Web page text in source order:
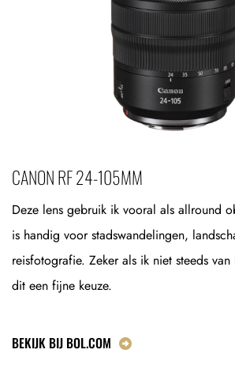
CANON RF 24-105MM
Deze lens gebruik ik vooral als allround
is handig voor stadswandelingen,
reisfotografie. Zeker als ik niet steeds
dit een fijne keuze.
BEKIJK BIJ BOL.COM